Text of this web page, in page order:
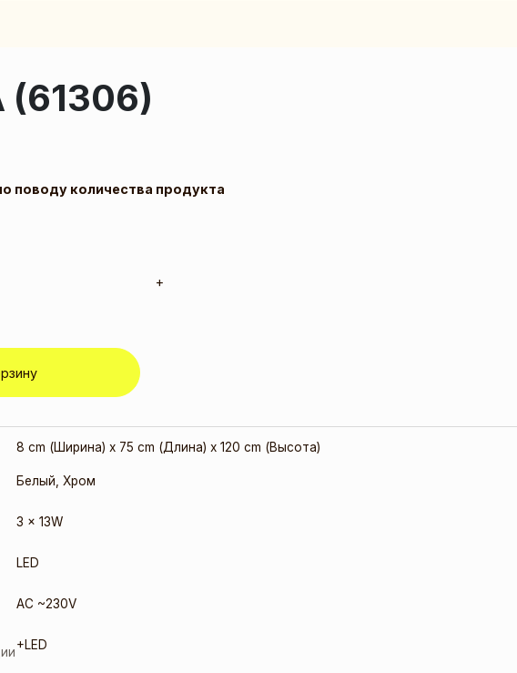
(61306)
поводу количества продукта
+
8 cm (Ширина) x 75 cm (Длина) x 120 cm (Высота)
Белый Хром
3 x 13W
LED
AC ~230V
+LED